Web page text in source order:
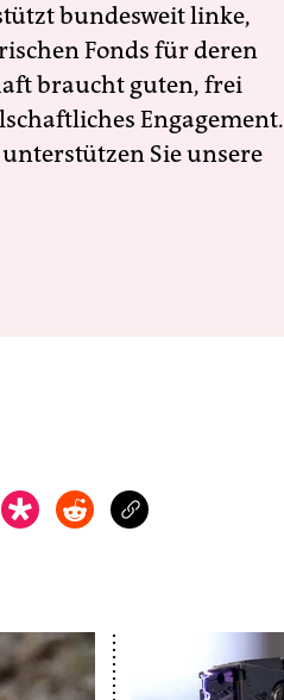
bundesweit linke,
Fonds für deren
braucht guten, frei
Engagement.
Sie unsere